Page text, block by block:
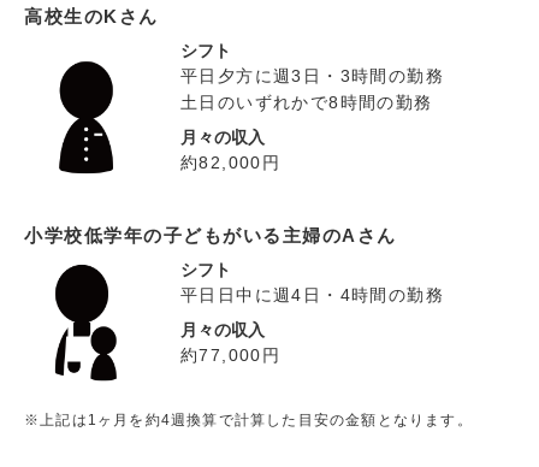
高校生のKさん
シフト
平日夕方に週3日・3時間の勤務
土日のいずれかで8時間の勤務
月々の収入
約82,000円
小学校低学年の子どもがいる主婦のAさん
シフト
平日日中に週4日・4時間の勤務
月々の収入
約77,000円
※上記は1ヶ月を約4週換算で計算した目安の金額となります。